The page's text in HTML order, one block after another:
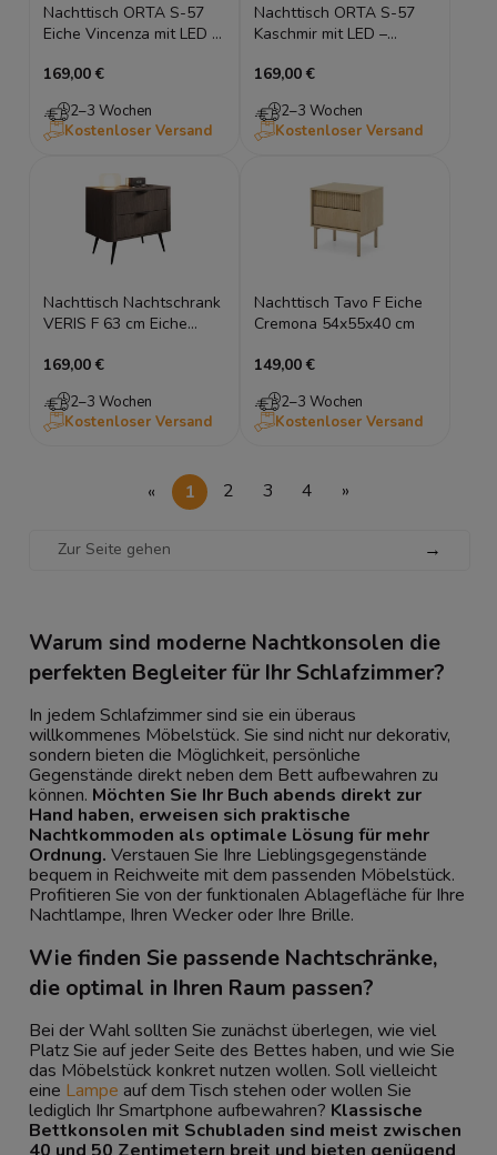
Nachttisch ORTA S-57
Eiche Vincenza mit LED –
169,00 €
2–3 Wochen
Kostenloser Versand
Nachttisch ORTA S-57
Kaschmir mit LED –
169,00 €
2–3 Wochen
Kostenloser Versand
Nachttisch Nachtschrank
VERIS F 63 cm Eiche
Industrial Design
169,00 €
2–3 Wochen
Kostenloser Versand
Nachttisch Tavo F Eiche
Cremona 54x55x40 cm
149,00 €
2–3 Wochen
Kostenloser Versand
→
« 1 2 3 4 »
Warum sind moderne Nachtkonsolen die
perfekten Begleiter für Ihr Schlafzimmer?
In jedem Schlafzimmer sind sie ein überaus
willkommenes Möbelstück. Sie sind nicht nur dekorativ,
sondern bieten die Möglichkeit, persönliche
Gegenstände direkt neben dem Bett aufbewahren zu
können. Möchten Sie Ihr Buch abends direkt zur
Hand haben, erweisen sich praktische
Nachtkommoden als optimale Lösung für mehr
Ordnung. Verstauen Sie Ihre Lieblingsgegenstände
bequem in Reichweite mit dem passenden Möbelstück.
Profitieren Sie von der funktionalen Ablagefläche für Ihre
Nachtlampe, Ihren Wecker oder Ihre Brille.
Wie finden Sie passende Nachtschränke,
die optimal in Ihren Raum passen?
Bei der Wahl sollten Sie zunächst überlegen, wie viel
Platz Sie auf jeder Seite des Bettes haben, und wie Sie
das Möbelstück konkret nutzen wollen. Soll vielleicht
eine Lampe auf dem Tisch stehen oder wollen Sie
lediglich Ihr Smartphone aufbewahren? Klassische
Bettkonsolen mit Schubladen sind meist zwischen